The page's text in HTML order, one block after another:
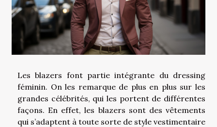
Les blazers font partie intégrante du dressing
féminin. On les remarque de plus en plus sur les
grandes célébrités, qui les portent de différentes
façons. En effet, les blazers sont des vêtements
qui s’adaptent à toute sorte de style vestimentaire